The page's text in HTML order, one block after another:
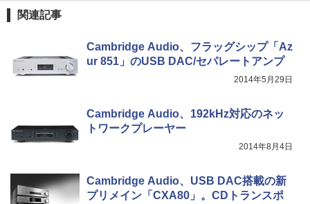
関連記事
Cambridge Audio、フラッグシップ「Az
ur 851」のUSB DAC/セパレートアンプ
2014年5月29日
Cambridge Audio、192kHz対応のネッ
トワークプレーヤー
2014年8月4日
Cambridge Audio、USB DAC搭載の新
プリメイン「CXA80」。CDトランスポ